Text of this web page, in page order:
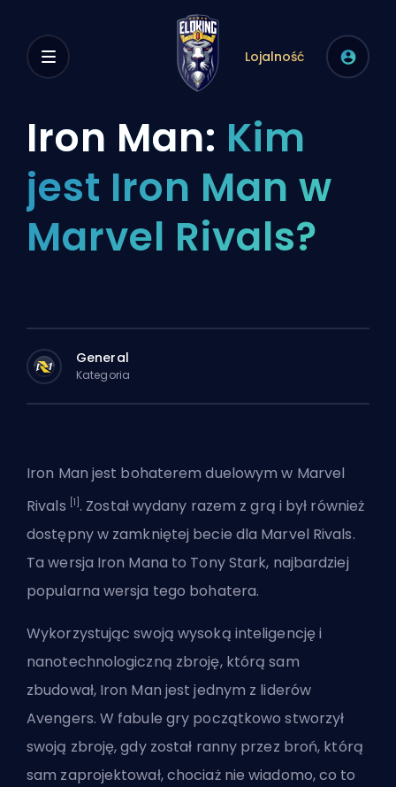
Lojalność
Iron Man: Kim
jest Iron Man w
Marvel Rivals?
General
Kategoria
Iron Man jest bohaterem duelowym w Marvel
Rivals [1] . Został wydany razem z grą i był również
dostępny w zamkniętej becie dla Marvel Rivals.
Ta wersja Iron Mana to Tony Stark, najbardziej
popularna wersja tego bohatera.
Wykorzystując swoją wysoką inteligencję i
nanotechnologiczną zbroję, którą sam
zbudował, Iron Man jest jednym z liderów
Avengers. W fabule gry początkowo stworzył
swoją zbroję, gdy został ranny przez broń, którą
sam zaprojektował, chociaż nie wiadomo, co to